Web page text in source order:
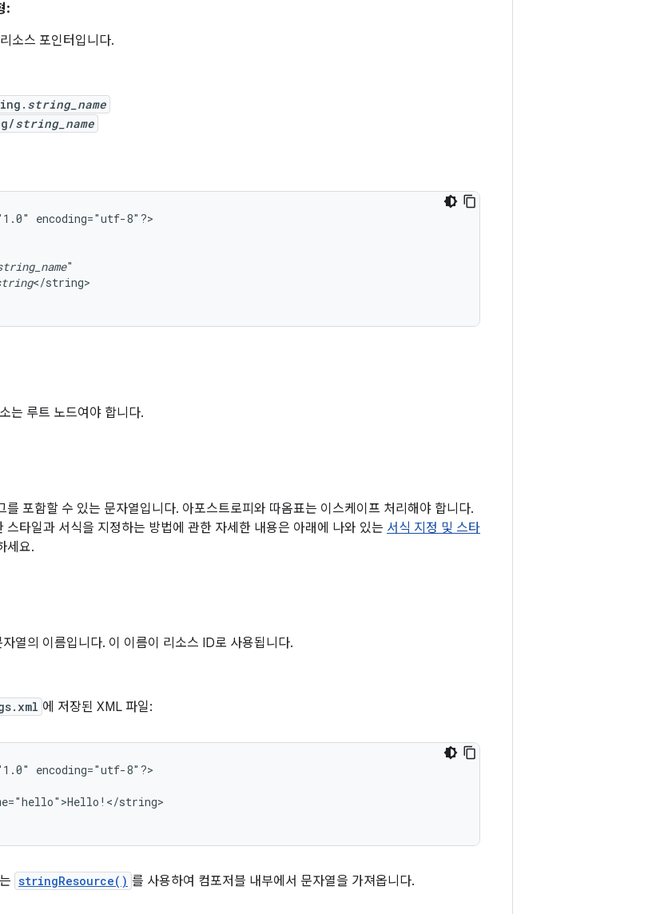
:
소스 포인터입니다.
string_name
string_name
encoding="utf-8"?>
</string>
는 루트 노드여야 합니다.
를 포함할 수 있는 문자열입니다. 아포스트로피와 따옴표는 이스케이프 처리해야 합니다.
스타일과 서식을 지정하는 방법에 관한 자세한 내용은 아래에 나와 있는 서식 지정 및 스타
세요.
자열의 이름입니다. 이 이름이 리소스 ID로 사용됩니다.
에 저장된 XML 파일:
encoding="utf-8"?>
string>
stringResource() 를 사용하여 컴포저블 내부에서 문자열을 가져옵니다.